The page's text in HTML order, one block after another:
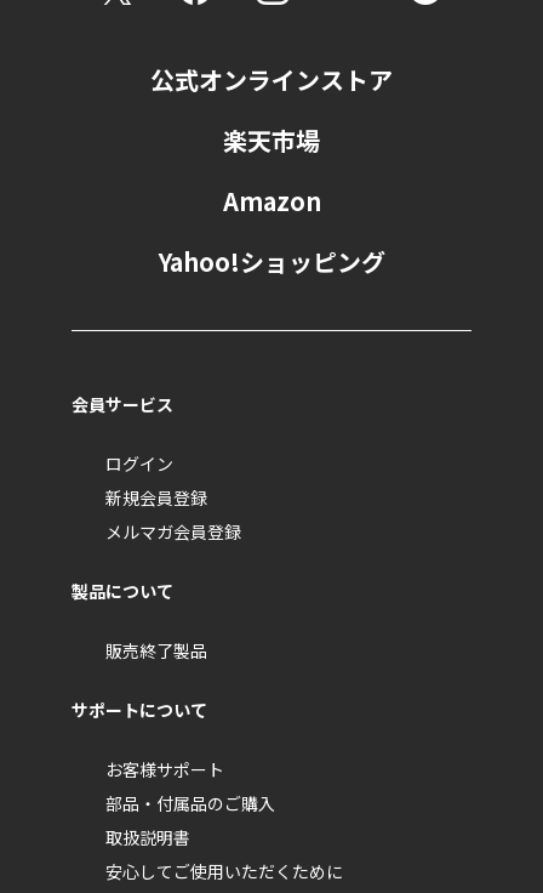
公式オンラインストア
楽天市場
Amazon
Yahoo!ショッピング
会員サービス
ログイン
新規会員登録
メルマガ会員登録
製品について
販売終了製品
サポートについて
お客様サポート
部品・付属品のご購入
取扱説明書
安心してご使用いただくために